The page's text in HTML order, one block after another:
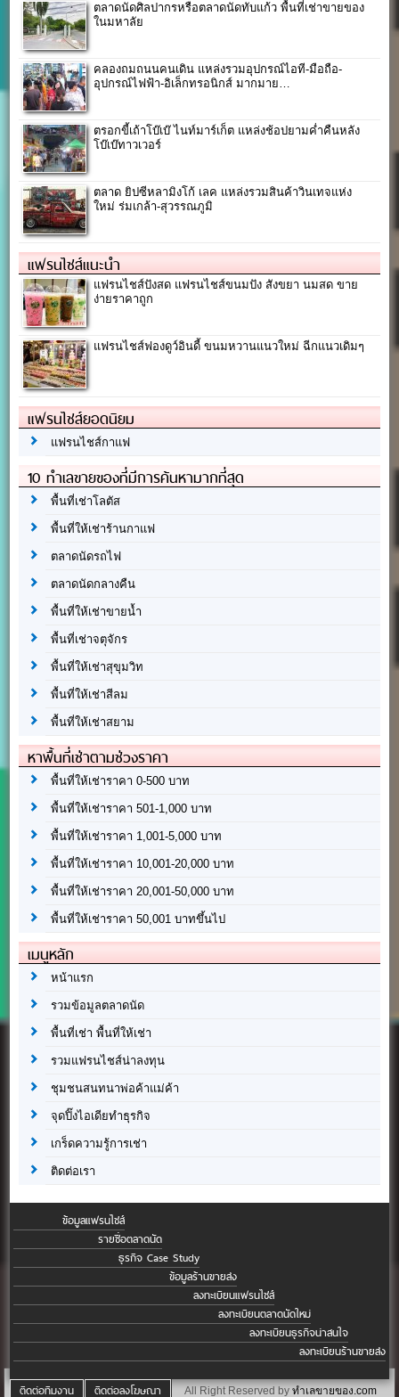
ตลาดนัดศิลปากรหรือตลาดนัดทับแก้ว พื้นที่เช่าขายของ
ในมหาลัย
คลองถมถนนคนเดิน แหล่งรวมอุปกรณ์ไอที-มือถือ-
อุปกรณ์ไฟฟ้า-อิเล็กทรอนิกส์ มากมาย…
ตรอกขี้เถ้าโบ๊เบ๊ ไนท์มาร์เก็ต แหล่งช้อปยามค่ำคืนหลัง
โบ๊เบ๊ทาวเวอร์
ตลาด ยิปซีหลามิงโก้ เลค แหล่งรวมสินค้าวินเทจแห่ง
ใหม่ ร่มเกล้า-สุวรรณภูมิ
แฟรนไชส์แนะนำ
แฟรนไชส์ปังสด แฟรนไชส์ขนมปัง สังขยา นมสด ขาย
ง่ายราคาถูก
แฟรนไชส์ฟองดูว์อินดี้ ขนมหวานแนวใหม่ ฉีกแนวเดิมๆ
แฟรนไชส์ยอดนิยม
แฟรนไชส์กาแฟ
10 ทำเลขายของที่มีการค้นหามากที่สุด
พื้นที่เช่าโลตัส
พื้นที่ให้เช่าร้านกาแฟ
ตลาดนัดรถไฟ
ตลาดนัดกลางคืน
พื้นที่ให้เช่าขายน้ำ
พื้นที่เช่าจตุจักร
พื้นที่ให้เช่าสุขุมวิท
พื้นที่ให้เช่าสีลม
พื้นที่ให้เช่าสยาม
หาพื้นที่เช่าตามช่วงราคา
พื้นที่ให้เช่าราคา 0-500 บาท
พื้นที่ให้เช่าราคา 501-1,000 บาท
พื้นที่ให้เช่าราคา 1,001-5,000 บาท
พื้นที่ให้เช่าราคา 10,001-20,000 บาท
พื้นที่ให้เช่าราคา 20,001-50,000 บาท
พื้นที่ให้เช่าราคา 50,001 บาทขึ้นไป
เมนูหลัก
หน้าแรก
รวมข้อมูลตลาดนัด
พื้นที่เช่า พื้นที่ให้เช่า
รวมแฟรนไชส์น่าลงทุน
ชุมชนสนทนาพ่อค้าแม่ค้า
จุดปิ๊งไอเดียทำธุรกิจ
เกร็ดความรู้การเช่า
ติดต่อเรา
ข้อมูลแฟรนไชส์
รายชื่อตลาดนัด
ธุรกิจ Case Study
ข้อมูลร้านขายส่ง
ลงทะเบียนแฟรนไชส์
ลงทะเบียนตลาดนัดใหม่
ลงทะเบียนธุรกิจน่าสนใจ
ลงทะเบียนร้านขายส่ง
ติดต่อทีมงาน ติดต่อลงโฆษณา All Right Reserved by ทำเลขายของ.com